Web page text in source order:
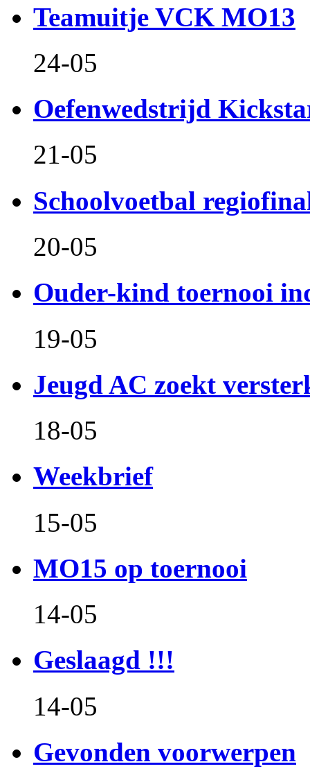
Teamuitje VCK MO13
24-05
Oefenwedstrijd
21-05
Schoolvoetbal
20-05
Ouder-kind toernooi
19-05
Jeugd AC zoekt
18-05
Weekbrief
15-05
MO15 op toernooi
14-05
Geslaagd !!!
14-05
Gevonden voorwerpen